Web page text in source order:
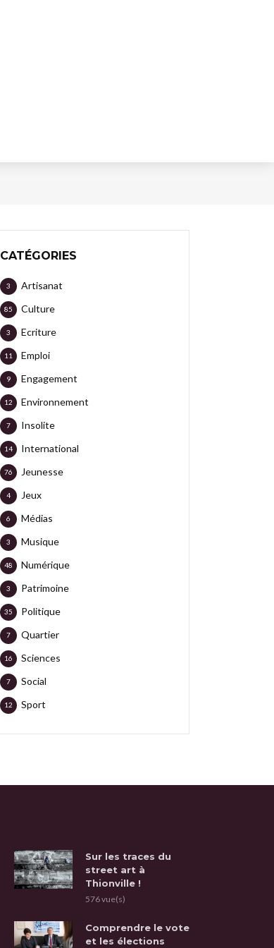
CATÉGORIES
Artisanat
3
Culture
85
Ecriture
3
Emploi
11
Engagement
9
Environnement
12
Insolite
7
International
14
Jeunesse
76
Jeux
4
Médias
6
Musique
3
Numérique
48
Patrimoine
3
Politique
35
Quartier
7
Sciences
16
Social
7
Sport
12
Sur les traces du
street art à
Thionville !
576 vue(s)
Comprendre le vote
et les élections